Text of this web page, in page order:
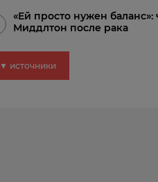
«Ей просто нужен
Миддлтон после рака
▼ источники